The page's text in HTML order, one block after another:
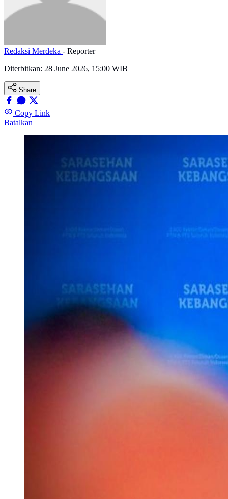
Redaksi Merdeka - Reporter
Diterbitkan: 28 June 2026, 15:00 WIB
Share
Copy Link
Batalkan